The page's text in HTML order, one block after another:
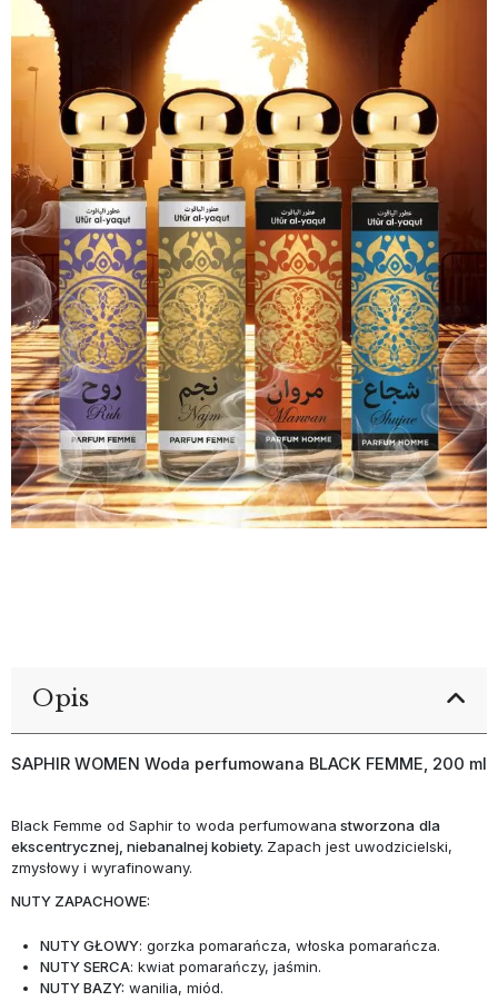
Opis
SAPHIR WOMEN Woda perfumowana BLACK FEMME, 200 ml
Black Femme od Saphir to woda perfumowana stworzona dla
ekscentrycznej, niebanalnej kobiety. Zapach jest uwodzicielski,
zmysłowy i wyrafinowany.
NUTY ZAPACHOWE:
NUTY GŁOWY: gorzka pomarańcza, włoska pomarańcza.
NUTY SERCA: kwiat pomarańczy, jaśmin.
NUTY BAZY: wanilia, miód.